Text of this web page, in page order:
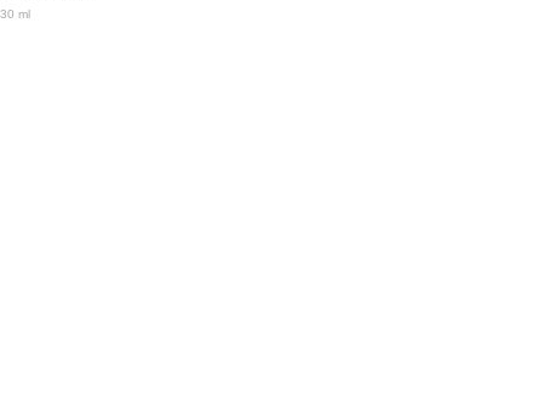
30 ml